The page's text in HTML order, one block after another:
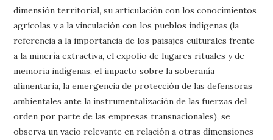
dimensión territorial, su articulación con los conocimientos
agrícolas y a la vinculación con los pueblos indígenas (la
referencia a la importancia de los paisajes culturales frente
a la minería extractiva, el expolio de lugares rituales y de
memoria indígenas, el impacto sobre la soberanía
alimentaria, la emergencia de protección de las defensoras
ambientales ante la instrumentalización de las fuerzas del
orden por parte de las empresas transnacionales), se
observa un vacío relevante en relación a otras dimensiones